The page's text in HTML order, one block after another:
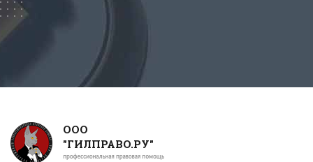
ООО
"ГИЛПРАВО.РУ"